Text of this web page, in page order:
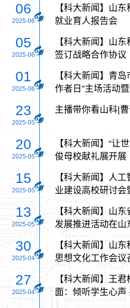
06
2025-06
【科大新闻】山
就业育人报告会
05
2025-06
【科大新闻】山
签订战略合作协议
01
2025-06
【科大新闻】青
作者日”主场活动
23
2025-05
主播带你看山科|
20
2025-05
【科大新闻】“让
俊母校献礼展开展
15
2025-05
【科大新闻】人
业建设高校研讨
13
2025-05
【科大新闻】山
发展推进活动在山
30
2025-04
【科大新闻】山
思想文化工作会议
27
2025-04
【科大新闻】王
面：倾听学生心声